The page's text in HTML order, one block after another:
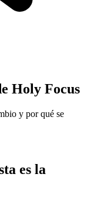
Holy Focus
y por qué se
es la